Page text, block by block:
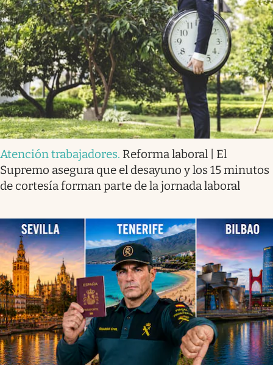
Atención trabajadores. Reforma laboral | El
Supremo asegura que el desayuno y los 15 minutos
de cortesía forman parte de la jornada laboral